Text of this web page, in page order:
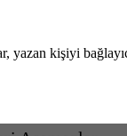
yazan kişiyi